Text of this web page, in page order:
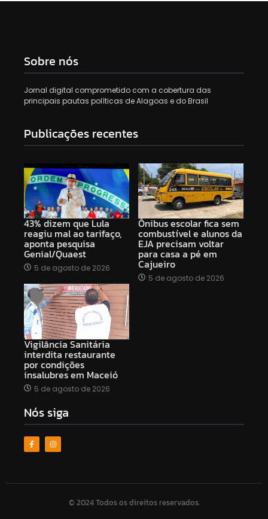
Sobre nós
Jornal digital comprometido com a cobertura das
principais pautas políticas de Alagoas e do Brasil
Publicações recentes
43% dizem que Lula
reagiu mal ao tarifaço,
aponta pesquisa
Genial/Quaest
5 de agosto de 2026
Ônibus escolar fica sem
combustível e alunos da
EJA precisam voltar
para casa a pé em
Cajueiro
5 de agosto de 2026
Vigilância Sanitária
interdita restaurante
por condições
insalubres em Maceió
5 de agosto de 2026
Nós siga
© 2024 Todos os direitos reservados.